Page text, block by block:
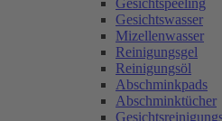
Gesichtspeeling
Gesichtswasser
Mizellenwasser
Reinigungsgel
Reinigungsöl
Abschminkpads
Abschminktücher